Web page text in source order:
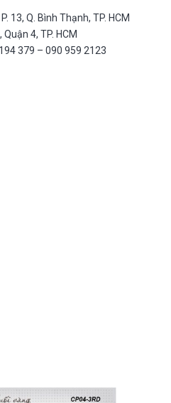
13, Q. Bình Thạnh, TP. HCM
4, TP. HCM
379 – 090 959 2123